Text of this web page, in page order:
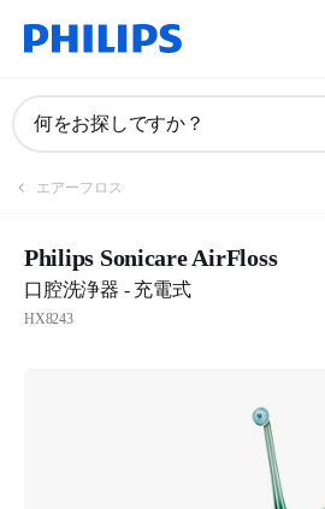
何をお探しですか？
エアーフロス
Philips Sonicare AirFloss
口腔洗浄器 - 充電式
HX8243